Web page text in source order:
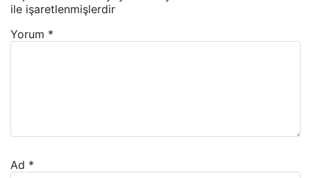
ile işaretlenmişlerdir
Yorum *
Ad *